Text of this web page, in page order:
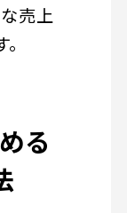
売上
る